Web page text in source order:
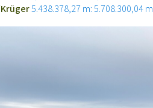
5.438.378,27 m: 5.708.300,04 m